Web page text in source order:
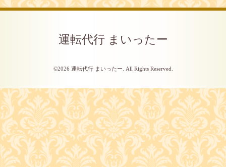
運転代行 まいったー
©2026 運転代行 まいったー . All Rights Reserved.